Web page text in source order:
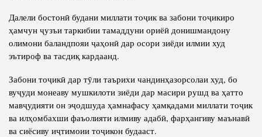
Далели бостонӣ будани миллати тоҷик ва забони тоҷикиро
ҳамчун ҷузъи таркибии тамаддуни ориёӣ донишмандону
олимони баландпояи ҷаҳонӣ дар осори зиёди илмии худ
эътироф ва тасдиқ кардаанд.
Забони тоҷикӣ дар тӯли таърихи чандинҳазорсолаи худ, бо
вуҷуди монеаву мушкилоти зиёди дар масири рушд ва ҳатто
мавҷудияти он эҷодшуда ҳамнафасу ҳамқадами миллати тоҷик
ва илҳомбахши фаъолияти илмиву адабӣ, фарҳангиву маънавӣ
ва сиёсиву иҷтимоии тоҷикон будааст.